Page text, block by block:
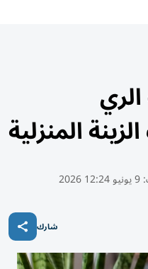
المنزلية
9 يونيو 12:24 2026
شارك